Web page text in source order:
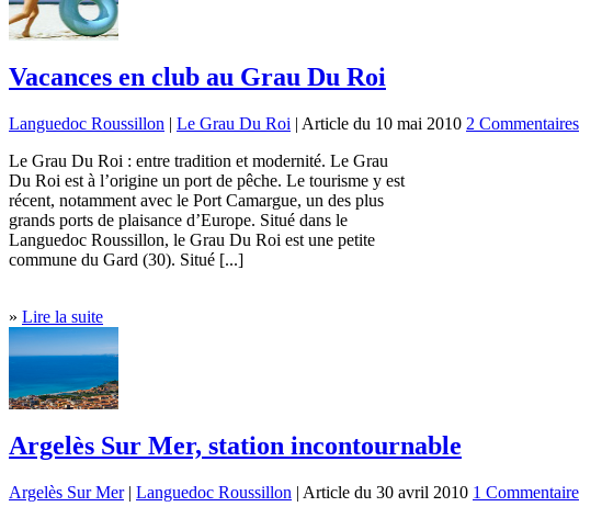
Vacances en club au Grau Du Roi
Languedoc Roussillon | Le Grau Du Roi | Article du 10 mai 2010 2 Commentaires
Le Grau Du Roi : entre tradition et modernité. Le Grau
Du Roi est à l’origine un port de pêche. Le tourisme y est
récent, notamment avec le Port Camargue, un des plus
grands ports de plaisance d’Europe. Situé dans le
Languedoc Roussillon, le Grau Du Roi est une petite
commune du Gard (30). Situé [...]
» Lire la suite
Argelès Sur Mer, station incontournable
Argelès Sur Mer| Languedoc Roussillon | Article du 30 avril 2010 1 Commentaire